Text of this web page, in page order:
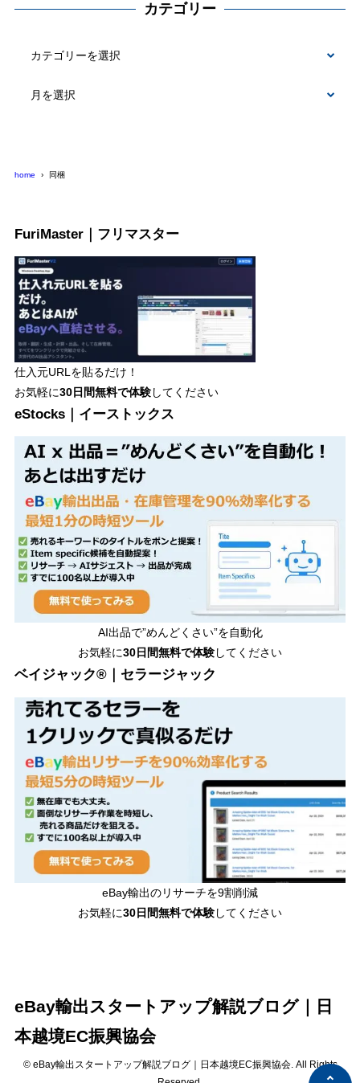
カテゴリー
home 同梱
FuriMaster｜フリマスター
仕入元URLを貼るだけ！
お気軽に30日間無料で体験してください
eStocks｜イーストックス
AI出品で”めんどくさい”を自動化
お気軽に30日間無料で体験してください
ベイジャック®｜セラージャック
eBay輸出のリサーチを9割削減
お気軽に30日間無料で体験してください
eBay輸出スタートアップ解説ブログ｜日
本越境EC振興協会
© eBay輸出スタートアップ解説ブログ｜日本越境EC振興協会. All Rights